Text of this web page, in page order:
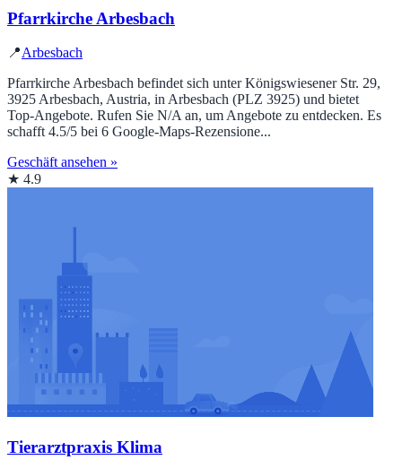
Pfarrkirche Arbesbach
📍Arbesbach
Pfarrkirche Arbesbach befindet sich unter Königswiesener Str. 29,
3925 Arbesbach, Austria, in Arbesbach (PLZ 3925) und bietet
Top‑Angebote. Rufen Sie N/A an, um Angebote zu entdecken. Es
schafft 4.5/5 bei 6 Google‑Maps‑Rezensione...
Geschäft ansehen »
★ 4.9
Tierarztpraxis Klima